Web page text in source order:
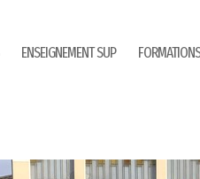
ENSEIGNEMENT SUP FORMATIONS